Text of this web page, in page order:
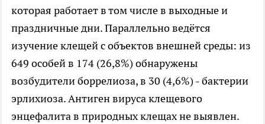
которая работает в том числе в выходные и
праздничные дни. Параллельно ведётся
изучение клещей с объектов внешней среды: из
649 особей в 174 (26,8%) обнаружены
возбудители боррелиоза, в 30 (4,6%) - бактерии
эрлихиоза. Антиген вируса клещевого
энцефалита в природных клещах не выявлен.